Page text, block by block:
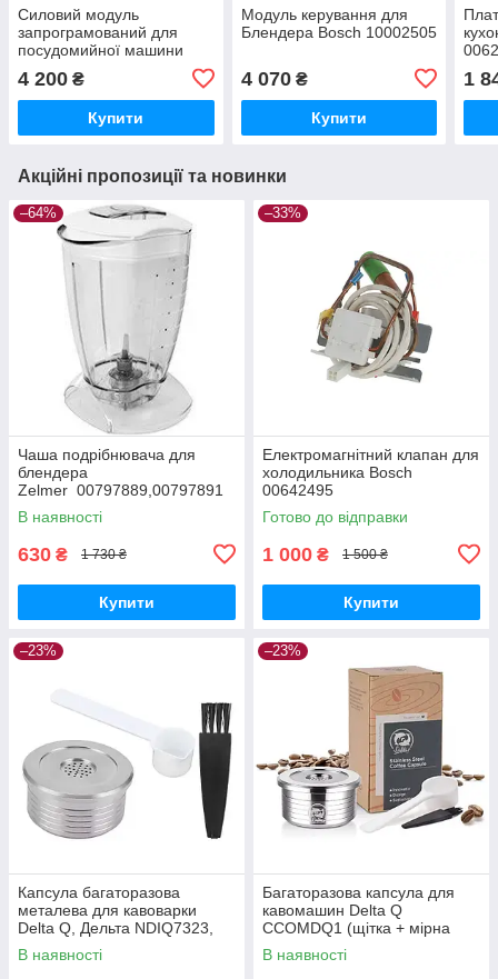
Силовий модуль
запрограмований для
посудомийної машини
4 200 ₴
Купити
Модуль керування для
Блендера Bosch 10002505
4 070₴
Купити
1
Акційні пропозиції та новинки
–64%
Чаша подрібнювача для
блендера
Zelmer 00797889,00797891
(381.0400
C0Z000038104000044)
В наявності
630 ₴ 1 730 ₴
Купити
–33%
Електромагнітний клапан для
холодильника Bosch
00642495
Готово до відправки
1 000 ₴ 1 500 ₴
Купити
–23%
Капсула багаторазова
металева для кавоварки
Delta Q, Дельта NDIQ7323,
ICafilas+ 2 ущільнюючі кільця
CCOMDQ1
В наявності
–23%
Багаторазова капсула для
кавомашин Delta Q
CCOMDQ1 (щітка + мірна
ложка)
В наявності